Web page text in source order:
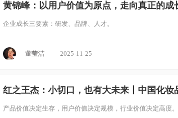
黄锦峰：以用户价值为原点，走向真正的成
企业成长三要素：研发、品牌、人才。
董莹洁 2025-11-25
红之王杰：小切口，也有大未来丨中国化妆
产品价值决定生存，用户价值决定规模，行业价值决定高度。